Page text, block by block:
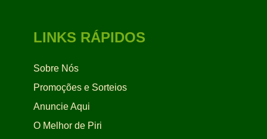
LINKS RÁPIDOS
Sobre Nós
Promoções e Sorteios
Anuncie Aqui
O Melhor de Piri